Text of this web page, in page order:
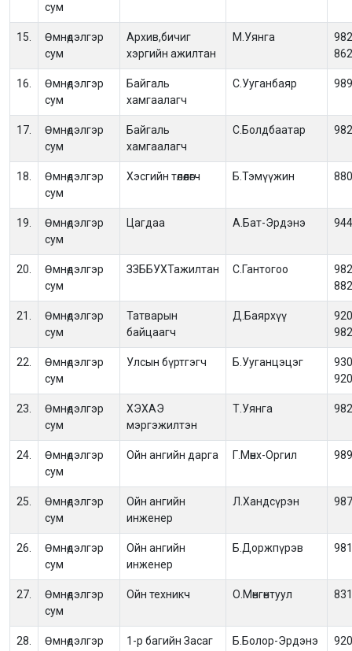
сум
15.
Өмнөдэлгэр
сум
Архив,бичиг
хэргийн ажилтан
М.Уянга
16.
Өмнөдэлгэр
сум
Байгаль
хамгаалагч
С.Ууганбаяр
17.
Өмнөдэлгэр
сум
Байгаль
хамгаалагч
С.Болдбаатар
18.
Өмнөдэлгэр
сум
Хэсгийн төлөөлөгч Б.Тэмүүжин
19.
Өмнөдэлгэр
сум
Цагдаа А.Бат-Эрдэнэ
20.
Өмнөдэлгэр
сум
ЗЗББУХТажилтан С.Гантогоо
21.
Өмнөдэлгэр
сум
Татварын
байцаагч
Д.Баярхүү
22.
Өмнөдэлгэр
сум
Улсын бүртгэгч Б.Ууганцэцэг
23.
Өмнөдэлгэр
сум
ХЭХАЭ
мэргэжилтэн
Т.Уянга
24.
Өмнөдэлгэр
сум
Ойн ангийн дарга Г.Мөнх-Оргил
25.
Өмнөдэлгэр
сум
Ойн ангийн
инженер
Л.Хандсүрэн
26.
Өмнөдэлгэр
сум
Ойн ангийн
инженер
Б.Доржпүрэв
27.
Өмнөдэлгэр
сум
Ойн техникч О.Мөнгөнтуул
28. Өмнөдэлгэр 1-р багийн Засаг Б.Болор-Эрдэнэ